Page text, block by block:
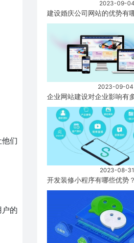
们
的
2023-09-
建设婚庆公司网站的优势有
2023-09-04
企业网站建设对企业影响有
2023-08-
开发装修小程序有哪些优势